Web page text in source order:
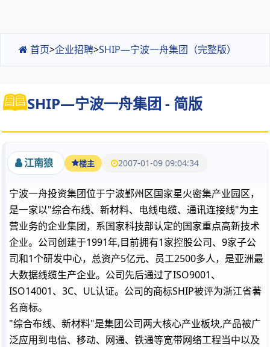
首页>企业招聘>SHIP—宁波一舟集团（完整版）
SHIP—宁波一舟集团 - 简版
江南狼 楼主 2007-01-09 09:04:34
宁波一舟投资集团位于宁波鄞州区国家星火密集产业园区，
是一家以"综合布线、新材料、电线电缆、通讯连接线"为主
营业务的企业集团，系国家科技部认定的国家重点高新技术
企业。公司创建于1991年,目前拥有1家控股公司、9家子公
司和1个研发中心，总资产5亿元、员工2500多人，是亚洲最
大数据线缆生产企业。公司先后通过了ISO9001、
ISO14001、3C、UL认证。公司的商标SHIP被评为浙江省著
名商标。
"综合布线、新材料"是集团公司两大核心产业板块,产品被广
泛应用到电信、移动、网通、铁通等宽带网络工程当中以及